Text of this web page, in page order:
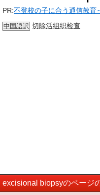
PR:不登校の子に合う通信教育
中国語訳 切除活组织检查
excisional biopsyのページ